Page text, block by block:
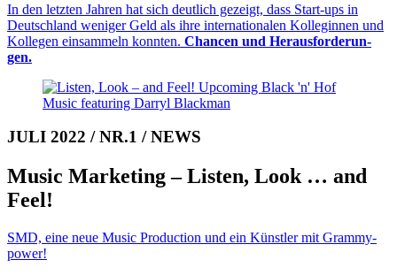
In den letzten Jahren hat sich deutlich gezeigt, dass Start-ups in
Deutschland weniger Geld als ihre internationalen Kolleginnen und
Kollegen einsammeln konnten. Chancen und Heraus­for­de­run­
gen.
JULI 2022 / NR.1 / NEWS
Music Marketing – Listen, Look … and
Feel!
SMD, eine neue Music Production und ein Künstler mit Grammy­
power!